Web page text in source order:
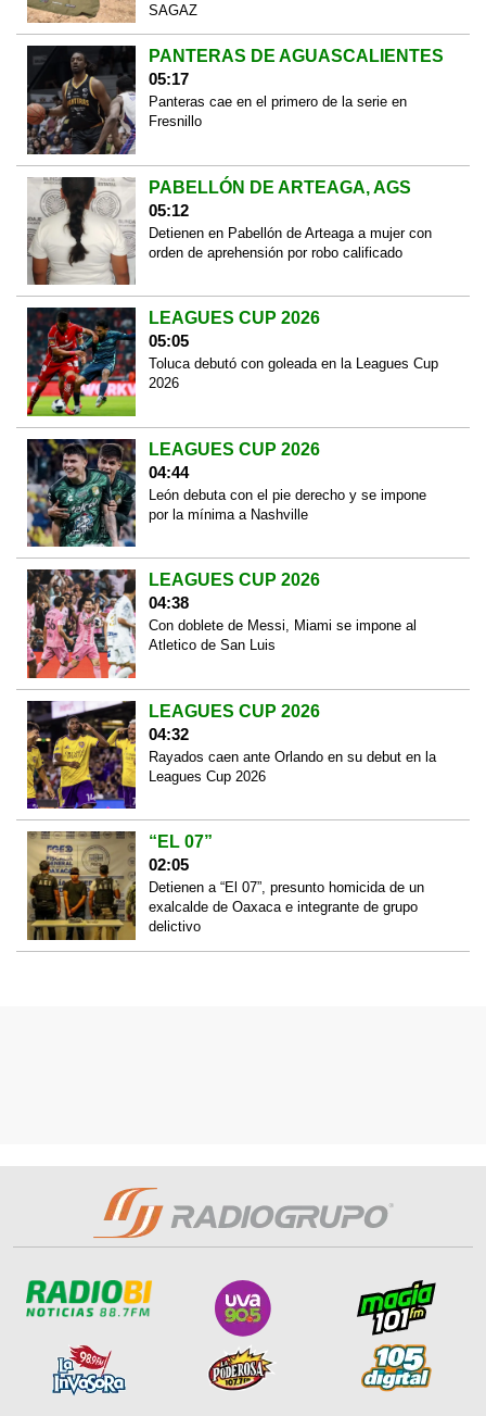
SAGAZ
PANTERAS DE AGUASCALIENTES
05:17
Panteras cae en el primero de la serie en
Fresnillo
PABELLÓN DE ARTEAGA, AGS
05:12
Detienen en Pabellón de Arteaga a mujer con
orden de aprehensión por robo calificado
LEAGUES CUP 2026
05:05
Toluca debutó con goleada en la Leagues Cup
2026
LEAGUES CUP 2026
04:44
León debuta con el pie derecho y se impone
por la mínima a Nashville
LEAGUES CUP 2026
04:38
Con doblete de Messi, Miami se impone al
Atletico de San Luis
LEAGUES CUP 2026
04:32
Rayados caen ante Orlando en su debut en la
Leagues Cup 2026
“EL 07”
02:05
Detienen a “El 07”, presunto homicida de un
exalcalde de Oaxaca e integrante de grupo
delictivo